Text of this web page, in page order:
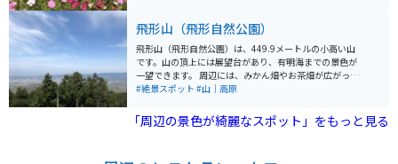
飛形山（飛形自然公園）
飛形山（飛形自然公園）は、449.9メートルの小高い山
です。山の頂上には展望台があり、有明海までの景色が
一望できます。 周辺には、みかん畑やお茶畑が広がって
おり、さらにその奥に八女市や久留米市の市街地が広が
春・秋の時期には地元の小学生たちの鍛錬遠足として使
われている場所なので、時折賑わいを見せています。 周
#絶景スポット #山｜高原
「周辺の景色が綺麗なスポット」をもっと見る